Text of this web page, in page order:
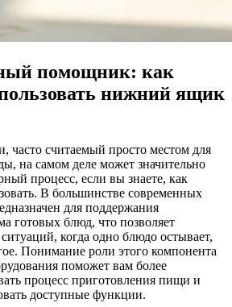
помощник: как
нижний ящик
считаемый просто местом для
на самом деле может значительно
процесс, если вы знаете, как
В большинстве современных
для поддержания
готовых блюд, что позволяет
когда одно блюдо остывает,
Понимание роли этого компонента
поможет вам более
процесс приготовления пищи и
доступные функции.